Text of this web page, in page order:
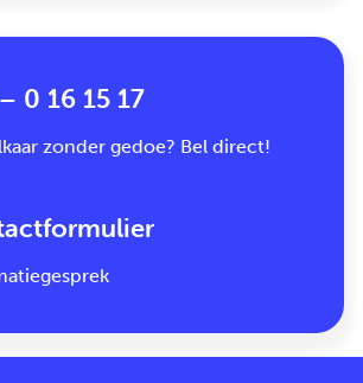
0 16 15 17
zonder gedoe? Bel direct!